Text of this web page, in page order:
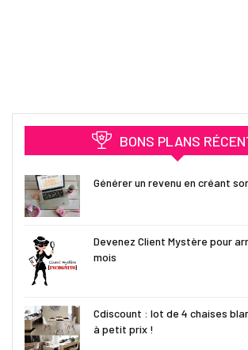
BONS PLANS
Générer un revenu en créant
Devenez Client Mystère pour
mois
Cdiscount : lot de 4 chaises
à petit prix !